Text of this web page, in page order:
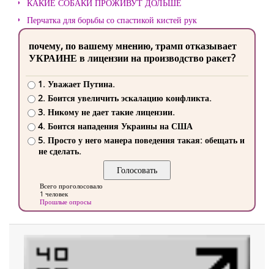
КАКИЕ СОБАКИ ПРОЖИВУТ ДОЛЬШЕ
Перчатка для борьбы со спастикой кистей рук
почему, по вашему мнению, трамп отказывает
УКРАИНЕ в лицензии на производство ракет?
1. Уважает Путина.
2. Боится увеличить эскалацию конфликта.
3. Никому не дает такие лицензии.
4. Боится нападения Украины на США
5. Просто у него манера поведения такая: обещать и
не сделать.
Всего проголосовало
1 человек
Прошлые опросы